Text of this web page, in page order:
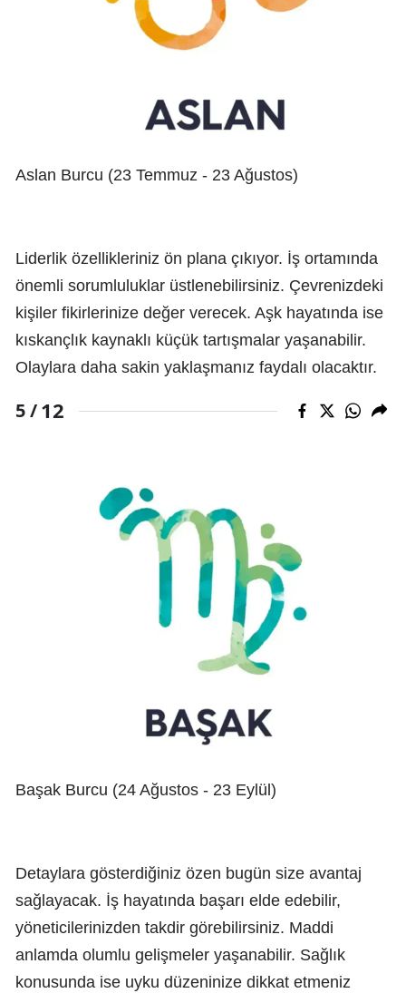
Aslan Burcu (23 Temmuz - 23 Ağustos)
Liderlik özellikleriniz ön plana çıkıyor. İş ortamında
önemli sorumluluklar üstlenebilirsiniz. Çevrenizdeki
kişiler fikirlerinize değer verecek. Aşk hayatında ise
kıskançlık kaynaklı küçük tartışmalar yaşanabilir.
Olaylara daha sakin yaklaşmanız faydalı olacaktır.
5 /12
Başak Burcu (24 Ağustos - 23 Eylül)
Detaylara gösterdiğiniz özen bugün size avantaj
sağlayacak. İş hayatında başarı elde edebilir,
yöneticilerinizden takdir görebilirsiniz. Maddi
anlamda olumlu gelişmeler yaşanabilir. Sağlık
konusunda ise uyku düzeninize dikkat etmeniz